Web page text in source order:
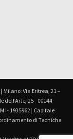
Milano: Via Eritrea, 21 –
dell'Arte, 25 - 00144
- 1935962 | Capitale
di Tecniche